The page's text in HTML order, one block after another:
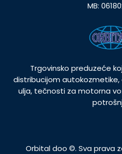
MB:
Trgovinsko preduzeće
distribucijom
ulja, tečnosti za motorna
Orbital doo ©. Sva prava